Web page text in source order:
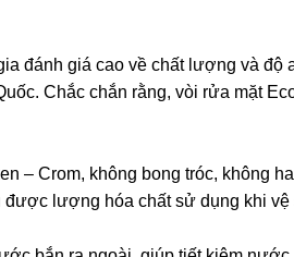
đánh giá cao về chất lượng và độ
Chắc chắn rằng, vòi rửa mặt
– Crom, không bong tróc, không
được lượng hóa chất sử dụng khi vệ